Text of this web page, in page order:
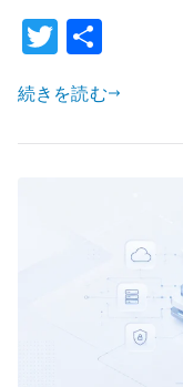
ネ
ッ
ト
ー
T
w
it
te
続きを読む